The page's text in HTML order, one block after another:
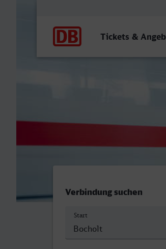
Tickets &
Verbindung suchen
Start